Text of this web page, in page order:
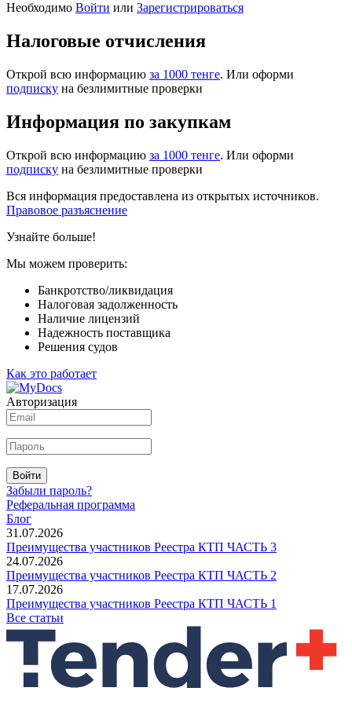
Необходимо Войти или Зарегистрироваться
Налоговые отчисления
Открой всю информацию за 1000 тенге. Или оформи
подписку на безлимитные проверки
Информация по закупкам
Открой всю информацию за 1000 тенге. Или оформи
подписку на безлимитные проверки
Вся информация предоставлена из открытых источников.
Правовое разъяснение
Узнайте больше!
Мы можем проверить:
Банкротство/ликвидация
Налоговая задолженность
Наличие лицензий
Надежность поставщика
Решения судов
Как это работает
Авторизация
Войти
Забыли пароль?
Реферальная программа
Блог
31.07.2026
Преимущества участников Реестра КТП ЧАСТЬ 3
24.07.2026
Преимущества участников Реестра КТП ЧАСТЬ 2
17.07.2026
Преимущества участников Реестра КТП ЧАСТЬ 1
Все статьи